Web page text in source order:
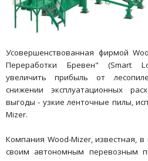
Усовершенствованная фирмой
Переработки Бревен" (Smart
увеличить прибыль от
снижении эксплуатационных
выгоды - узкие ленточные пилы,
Mizer.
Компания Wood-Mizer, известная,
своим автономным перевозным